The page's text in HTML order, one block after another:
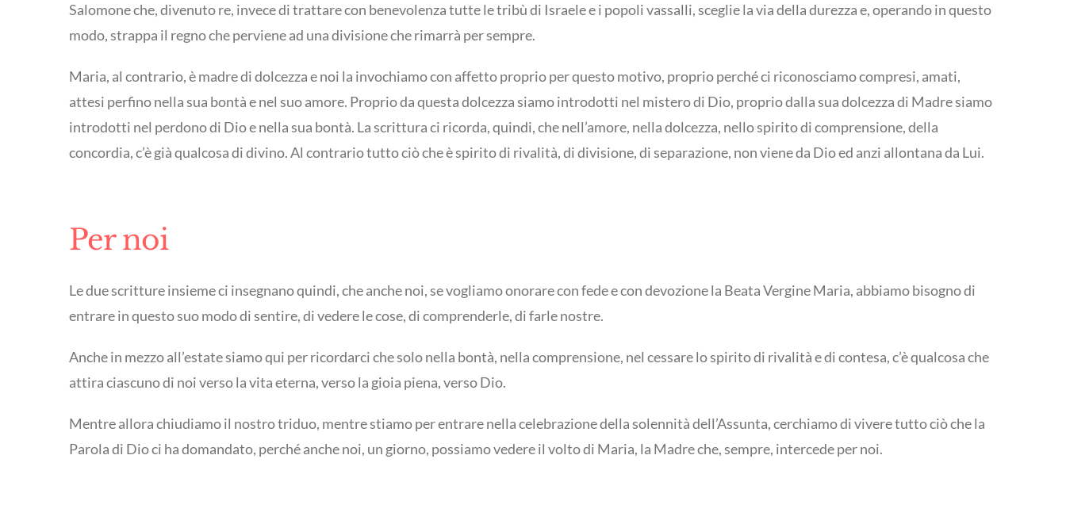
Salomone che, divenuto re, invece di trattare con benevolenza tutte le tribù di Israele e i popoli vassalli, sceglie la via della durezza e, operando in questo
modo, strappa il regno che perviene ad una divisione che rimarrà per sempre.
Maria, al contrario, è madre di dolcezza e noi la invochiamo con affetto proprio per questo motivo, proprio perché ci riconosciamo compresi, amati,
attesi perfino nella sua bontà e nel suo amore. Proprio da questa dolcezza siamo introdotti nel mistero di Dio, proprio dalla sua dolcezza di Madre siamo
introdotti nel perdono di Dio e nella sua bontà. La scrittura ci ricorda, quindi, che nell’amore, nella dolcezza, nello spirito di comprensione, della
concordia, c’è già qualcosa di divino. Al contrario tutto ciò che è spirito di rivalità, di divisione, di separazione, non viene da Dio ed anzi allontana da Lui.
Per noi
Le due scritture insieme ci insegnano quindi, che anche noi, se vogliamo onorare con fede e con devozione la Beata Vergine Maria, abbiamo bisogno di
entrare in questo suo modo di sentire, di vedere le cose, di comprenderle, di farle nostre.
Anche in mezzo all’estate siamo qui per ricordarci che solo nella bontà, nella comprensione, nel cessare lo spirito di rivalità e di contesa, c’è qualcosa che
attira ciascuno di noi verso la vita eterna, verso la gioia piena, verso Dio.
Mentre allora chiudiamo il nostro triduo, mentre stiamo per entrare nella celebrazione della solennità dell’Assunta, cerchiamo di vivere tutto ciò che la
Parola di Dio ci ha domandato, perché anche noi, un giorno, possiamo vedere il volto di Maria, la Madre che, sempre, intercede per noi.